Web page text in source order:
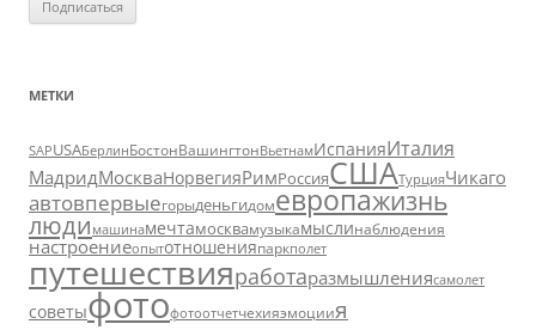
МЕТКИ
SAPUSAБерлинБостонВашингтонВьетнамИспанияИталия
МадридМоскваНорвегияРимРоссияСШАТурцияЧикаго
автовпервыегорыденьгидомевропажизнь
люди машинамечтамосквамузыкамыслинаблюдения
настроениеопытотношенияпаркполет
путешествияработаразмышлениясамолет
советыфотофотоотчетчехияэмоциия